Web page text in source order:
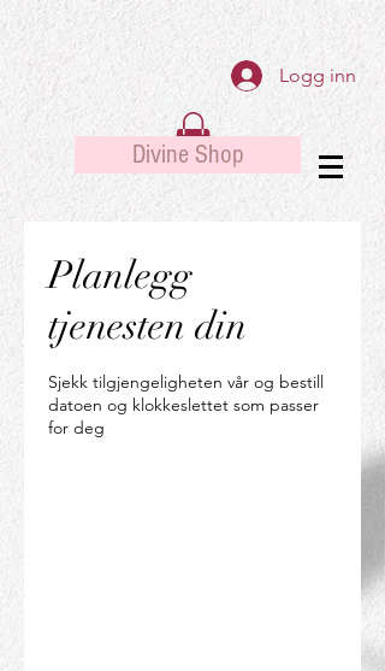
Logg inn
Divine Shop
Planlegg
tjenesten din
Sjekk tilgjengeligheten vår og bestill
datoen og klokkeslettet som passer
for deg